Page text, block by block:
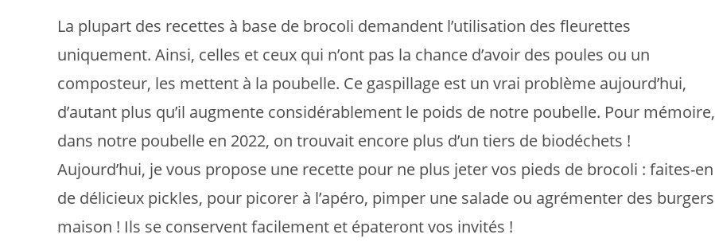
La plupart des recettes à base de brocoli demandent l’utilisation des fleurettes
uniquement. Ainsi, celles et ceux qui n’ont pas la chance d’avoir des poules ou un
composteur, les mettent à la poubelle. Ce gaspillage est un vrai problème aujourd’hui,
d’autant plus qu’il augmente considérablement le poids de notre poubelle. Pour mémoire,
dans notre poubelle en 2022, on trouvait encore plus d’un tiers de biodéchets !
Aujourd’hui, je vous propose une recette pour ne plus jeter vos pieds de brocoli : faites-en
de délicieux pickles, pour picorer à l’apéro, pimper une salade ou agrémenter des burgers
maison ! Ils se conservent facilement et épateront vos invités !